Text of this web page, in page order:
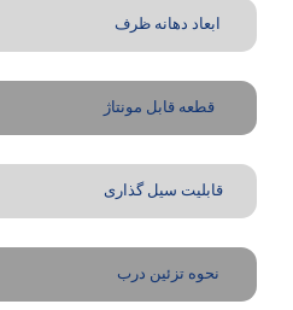
ابعاد دهانه ظرف
قطعه قابل مونتاژ
قابلیت سیل گذاری
نحوه تزئین درب